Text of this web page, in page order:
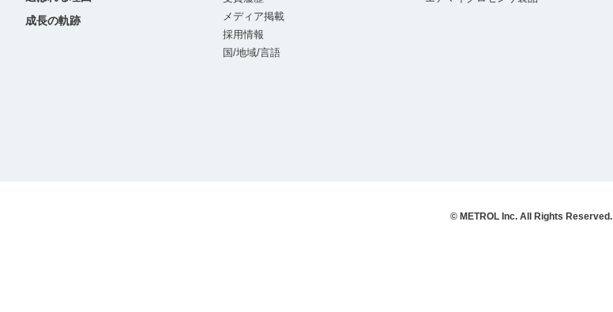
成長の軌跡
メディア掲載
採用情報
国/地域/言語
© METROL Inc. All Rights Reserved.